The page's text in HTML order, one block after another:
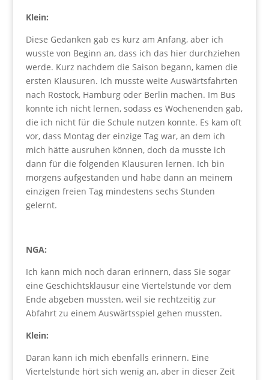
Klein:
Diese Gedanken gab es kurz am Anfang, aber ich
wusste von Beginn an, dass ich das hier durchziehen
werde. Kurz nachdem die Saison begann, kamen die
ersten Klausuren. Ich musste weite Auswärtsfahrten
nach Rostock, Hamburg oder Berlin machen. Im Bus
konnte ich nicht lernen, sodass es Wochenenden gab,
die ich nicht für die Schule nutzen konnte. Es kam oft
vor, dass Montag der einzige Tag war, an dem ich
mich hätte ausruhen können, doch da musste ich
dann für die folgenden Klausuren lernen. Ich bin
morgens aufgestanden und habe dann an meinem
einzigen freien Tag mindestens sechs Stunden
gelernt.
NGA:
Ich kann mich noch daran erinnern, dass Sie sogar
eine Geschichtsklausur eine Viertelstunde vor dem
Ende abgeben mussten, weil sie rechtzeitig zur
Abfahrt zu einem Auswärtsspiel gehen mussten.
Klein:
Daran kann ich mich ebenfalls erinnern. Eine
Viertelstunde hört sich wenig an, aber in dieser Zeit